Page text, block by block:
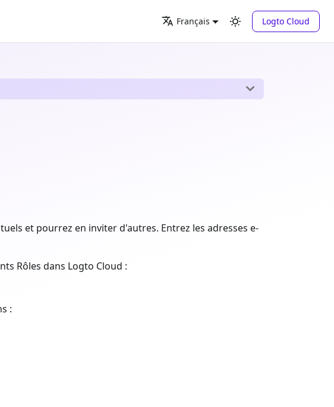
Français Logto Cloud
et pourrez en inviter d'autres. Entrez les adresses e-
Rôles dans Logto Cloud :
: